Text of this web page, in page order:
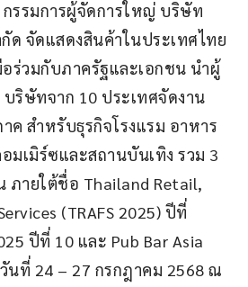
กรรมการผู้จัดการใหญ่ บริษัท
ด จัดแสดงสินค้าในประเทศไทย
ร่วมกับภาครัฐและเอกชน นำผู้
ริษัทจาก 10 ประเทศจัดงาน
ค สำหรับธุรกิจโรงแรม อาหาร
มเมิร์ซและสถานบันเทิง รวม 3
ภายใต้ชื่อ Thailand Retail,
(TRAFS 2025) ปีที่
ปีที่ 10 และ Pub Bar Asia
วันที่ 24 – 27 กรกฎาคม 2568 ณ